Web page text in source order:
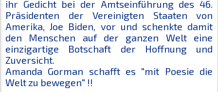
ihr Gedicht bei der Amtseinführung des 46.
Präsidenten der Vereinigten Staaten von
Amerika, Joe Biden, vor und schenkte damit
den Menschen auf der ganzen Welt eine
einzigartige Botschaft der Hoffnung und
Zuversicht.
Amanda Gorman schafft es "mit Poesie die
Welt zu bewegen" !!